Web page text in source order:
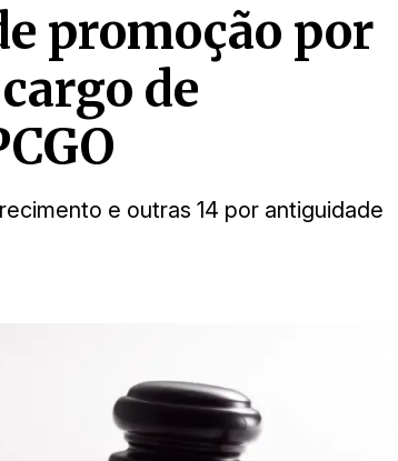
promoção por
de
e outras 14 por antiguidade